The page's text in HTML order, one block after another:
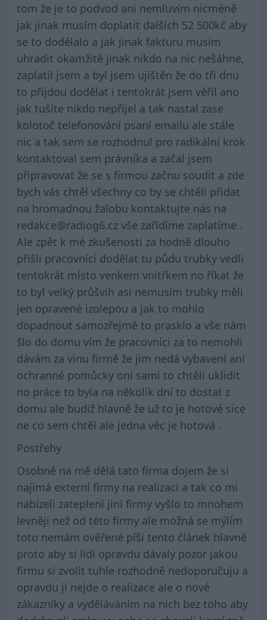
tom že je to podvod ani nemluvím nicméně
jak jinak musím doplatit dalších 52 500kč aby
se to dodělalo a jak jinak fakturu musím
uhradit okamžitě jinak nikdo na nic nešáhne,
zaplatil jsem a byl jsem ujištěn že do tři dnu
to přijdou dodělat i tentokrát jsem věřil ano
jak tušíte nikdo nepřijel a tak nastal zase
kolotoč telefonování psaní emailu ale stále
nic a tak sem se rozhodnul pro radikální krok
kontaktoval sem právníka a začal jsem
připravovat že se s firmou začnu soudit a zde
bych vás chtěl všechny co by se chtěli přidat
na hromadnou žalobu kontaktujte nás na
redakce@radiog6.cz vše zařídíme zaplatíme .
Ale zpět k mé zkušenosti za hodně dlouho
přišli pracovníci dodělat tu půdu trubky vedli
tentokrát místo venkem vnitřkem no říkat že
to byl velký průšvih asi nemusím trubky měli
jen opravené izolepou a jak to mohlo
dopadnout samozřejmě to prasklo a vše nám
šlo do domu vím že pracovníci za to nemohli
dávám za vinu firmě že jim nedá vybavení ani
ochranné pomůcky oni sami to chtěli uklidit
no práce to byla na několik dní to dostat z
domu ale budiž hlavně že už to je hotové sice
ne co sem chtěl ale jedna věc je hotová .
Postřehy
Osobně na mě dělá tato firma dojem že si
najímá externí firmy na realizaci a tak co mi
nabízeli zateplení jiní firmy vyšlo to mnohem
levněji než od této firmy ale možná se mýlím
toto nemám ověřené píši tento článek hlavně
proto aby si lidi opravdu dávaly pozor jakou
firmu si zvolit tuhle rozhodně nedoporučuju a
opravdu jí nejde o realizace ale o nové
zákazníky a vyděláváním na nich bez toho aby